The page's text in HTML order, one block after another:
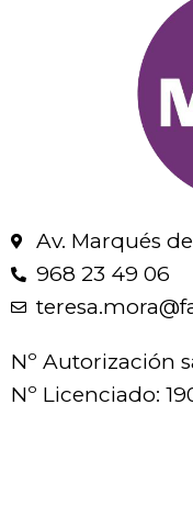
Av. Marqués
968 23 49 06
Nº Autorización
Nº Licenciado: